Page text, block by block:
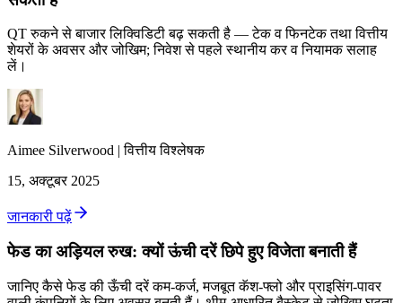
QT रुकने से बाजार लिक्विडिटी बढ़ सकती है — टेक व फिनटेक तथा वित्तीय
शेयरों के अवसर और जोखिम; निवेश से पहले स्थानीय कर व नियामक सलाह
लें।
Aimee Silverwood |वित्तीय विश्लेषक
15, अक्टूबर 2025
जानकारी पढ़ें
फेड का अड़ियल रुख: क्यों ऊंची दरें छिपे हुए विजेता बनाती हैं
जानिए कैसे फेड की ऊँची दरें कम‑कर्ज, मजबूत कॅश‑फ्लो और प्राइसिंग‑पावर